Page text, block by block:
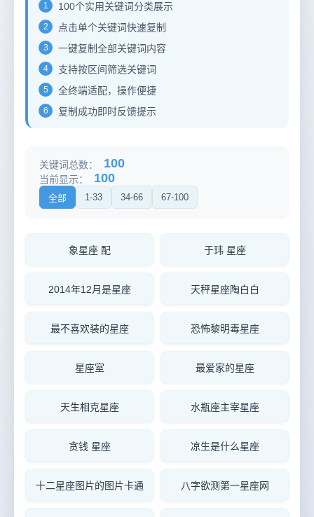
1 100个实用关键词分类展示
2 点击单个关键词快速复制
3 一键复制全部关键词内容
4 支持按区间筛选关键词
5 全终端适配，操作便捷
6 复制成功即时反馈提示
关键词总数： 100
当前显示： 100
全部 1-33 34-66 67-100
象星座 配 于玮 星座
2014年12月是星座 天秤星座陶白白
最不喜欢装的星座 恐怖黎明毒星座
星座室 最爱家的星座
天生相克星座 水瓶座主宰星座
贪钱 星座 凉生是什么星座
十二星座图片的图片卡通 八字欲测第一星座网